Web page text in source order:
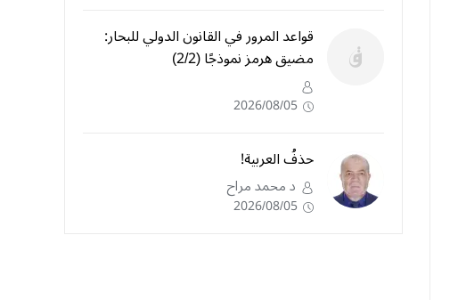
قواعد المرور في القانون الدولي للبحار:
مضيق هرمز نموذجًا (2/2)
2026/08/05
حذفُ العربية!
د محمد مراح
2026/08/05